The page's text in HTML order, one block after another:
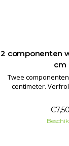
2 componenten
cm
Twee
centimeter. Verfroller uitermate
vloeibare
€7,50